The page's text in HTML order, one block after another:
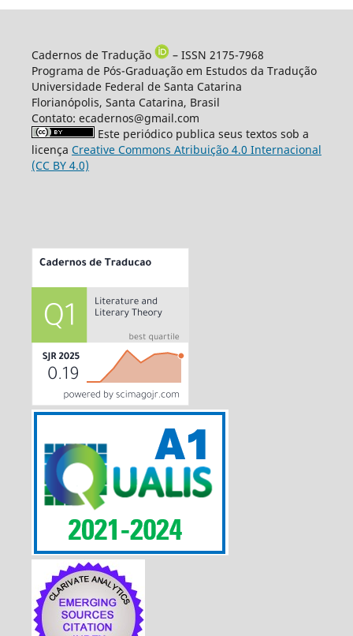
Cadernos de Tradução
– ISSN 2175-7968
Programa de Pós-Graduação em Estudos da Tradução
Universidade Federal de Santa Catarina
Florianópolis, Santa Catarina, Brasil
Contato: ecadernos@gmail.com
Este periódico publica seus textos sob a
licença Creative Commons Atribuição 4.0 Internacional
(CC BY 4.0)